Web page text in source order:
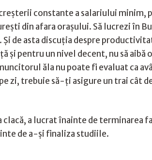
constante a salariului minim,
din afara oraşului. Să lucrezi în
de asta discuţia despre
pentru un nivel decent, nu să aibă o
ăla nu poate fi evaluat ca
zi, trebuie să-ţi asigure un trai cât
clacă, a lucrat înainte de terminarea
de a-şi finaliza studiile.